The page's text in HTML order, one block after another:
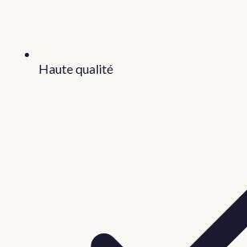
Haute qualité